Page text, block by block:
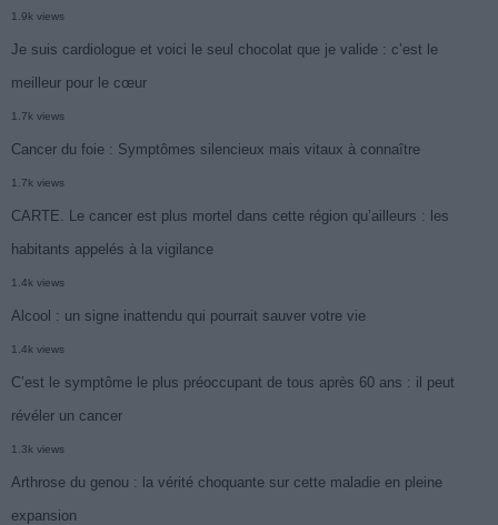
1.9k views
Je suis cardiologue et voici le seul chocolat que je valide : c’est le
meilleur pour le cœur
1.7k views
Cancer du foie : Symptômes silencieux mais vitaux à connaître
1.7k views
CARTE. Le cancer est plus mortel dans cette région qu’ailleurs : les
habitants appelés à la vigilance
1.4k views
Alcool : un signe inattendu qui pourrait sauver votre vie
1.4k views
C’est le symptôme le plus préoccupant de tous après 60 ans : il peut
révéler un cancer
1.3k views
Arthrose du genou : la vérité choquante sur cette maladie en pleine
expansion